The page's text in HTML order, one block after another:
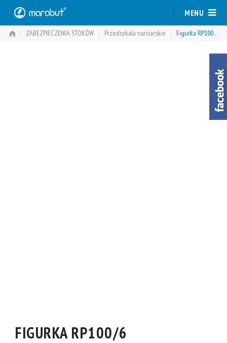
content
MENU
| ZABEZPIECZENIA STOKÓW | Przedszkola narciarskie | Figurka RP100/6
FIGURKA RP100/6